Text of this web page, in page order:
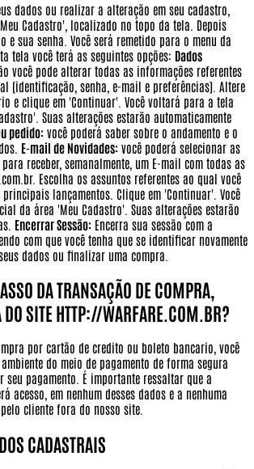
dados ou realizar a alteração em seu cadastro,
Cadastro', localizado no topo da tela. Depois
e sua senha. Você será remetido para o menu da
tela você terá as seguintes opções: Dados
você pode alterar todas as informações referentes
(identificação, senha, e-mail e preferências). Altere
e clique em 'Continuar'. Você voltará para a tela
Suas alterações estarão automaticamente
pedido: você poderá saber sobre o andamento e o
E-mail de Novidades: você poderá selecionar as
receber, semanalmente, um E-mail com todas as
Escolha os assuntos referentes ao qual você
lançamentos. Clique em 'Continuar'. Você
da área 'Meu Cadastro'. Suas alterações estarão
Encerrar Sessão: Encerra sua sessão com a
com que você tenha que se identificar novamente
dados ou finalizar uma compra.
DA TRANSAÇÃO DE COMPRA,
DO SITE HTTP://WARFARE.COM.BR?
por cartão de credito ou boleto bancario, você
do meio de pagamento de forma segura
pagamento. É importante ressaltar que a
acesso, em nenhum desses dados e a nenhuma
cliente fora do nosso site.
CADASTRAIS